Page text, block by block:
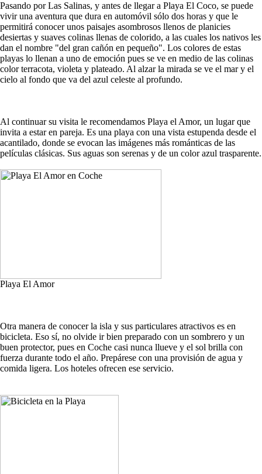
Pasando por Las Salinas, y antes de llegar a Playa El Coco, se puede
vivir una aventura que dura en automóvil sólo dos horas y que le
permitirá conocer unos paisajes asombrosos llenos de planicies
desiertas y suaves colinas llenas de colorido, a las cuales los nativos les
dan el nombre "del gran cañón en pequeño". Los colores de estas
playas lo llenan a uno de emoción pues se ve en medio de las colinas
color terracota, violeta y plateado. Al alzar la mirada se ve el mar y el
cielo al fondo que va del azul celeste al profundo.
Al continuar su visita le recomendamos Playa el Amor, un lugar que
invita a estar en pareja. Es una playa con una vista estupenda desde el
acantilado, donde se evocan las imágenes más románticas de las
películas clásicas. Sus aguas son serenas y de un color azul trasparente.
Playa El Amor
Otra manera de conocer la isla y sus particulares atractivos es en
bicicleta. Eso sí, no olvide ir bien preparado con un sombrero y un
buen protector, pues en Coche casi nunca llueve y el sol brilla con
fuerza durante todo el año. Prepárese con una provisión de agua y
comida ligera. Los hoteles ofrecen ese servicio.